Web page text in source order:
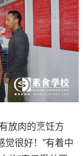
放肉的烹饪方
觉很好！”有着中